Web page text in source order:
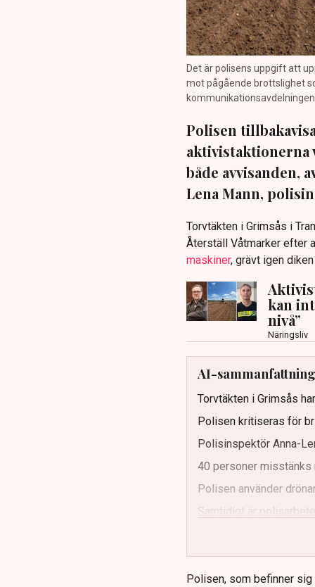
Det är polisens uppgift att
mot pågående brottslighet
Polisen
aktivistaktionerna
både avvisanden,
Lena Mann,
Torvtäkten i Grimsås i
Återställ Våtmarker efter
maskiner, grävt igen
kan
nivå”
Näringsliv
AI-
Torvtäkten i Grimsås
Polisen kritiseras för
Polisinspektör Anna-
40 personer
Polisen använder
Samtidigt är
Polisen, som befinner